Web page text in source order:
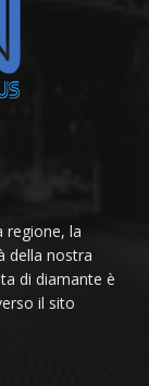
regione, la
della nostra
di diamante è
il sito